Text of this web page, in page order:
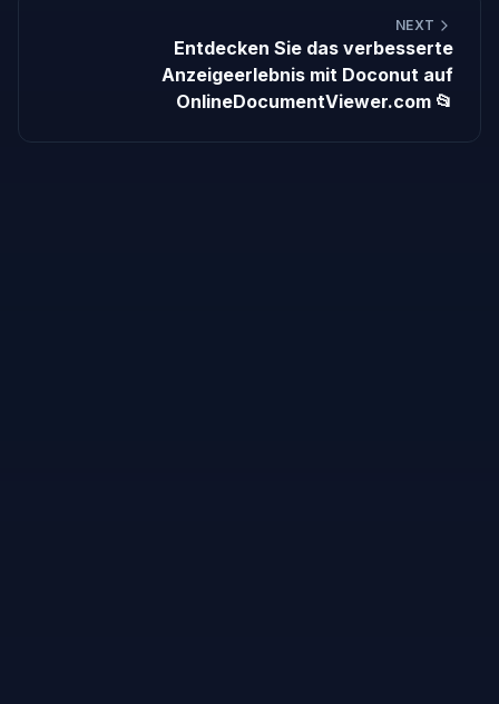
NEXT
Entdecken Sie das verbesserte
Anzeigeerlebnis mit Doconut auf
OnlineDocumentViewer.com 📂